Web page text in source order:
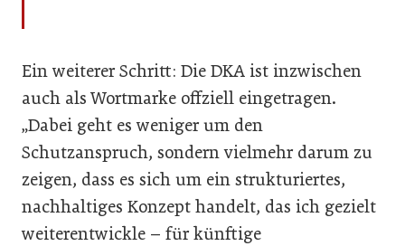
Ein weiterer Schritt: Die DKA ist inzwischen
auch als Wortmarke offziell eingetragen.
„Dabei geht es weniger um den
Schutzanspruch, sondern vielmehr darum zu
zeigen, dass es sich um ein strukturiertes,
nachhaltiges Konzept handelt, das ich gezielt
weiterentwickle – für künftige